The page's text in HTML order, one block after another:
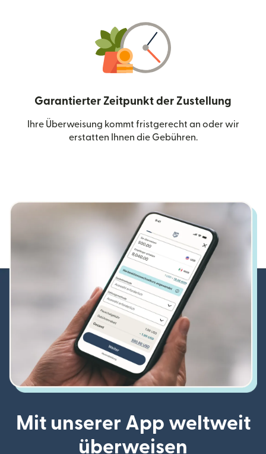
Garantierter Zeitpunkt der Zustellung
Ihre Überweisung kommt fristgerecht an oder wir
erstatten Ihnen die Gebühren.
Mit unserer App weltweit
überweisen